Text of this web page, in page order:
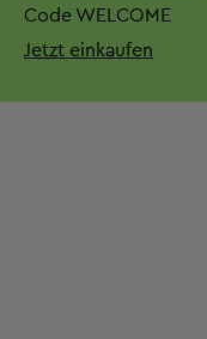
Code WELCOME
Jetzt einkaufen